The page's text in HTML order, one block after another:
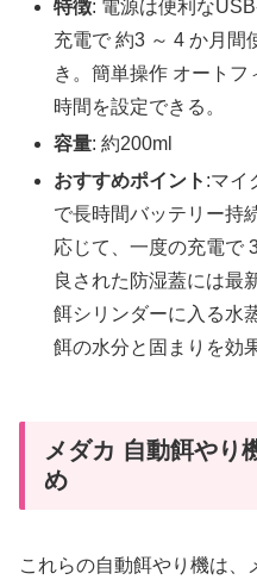
特徴: 電源は便利な
充電で 約3 ～ 4 か月間
き。簡単操作 オート
時間を設定できる。
容量: 約200ml
おすすめポイント :マイ
で長時間バッテリー持
応じて、一度の充電で
良された防湿蓋には最
餌シリンダーに入る水
餌の水分と固まりを効
メダカ 自動餌やり
め
これらの自動餌やり機は